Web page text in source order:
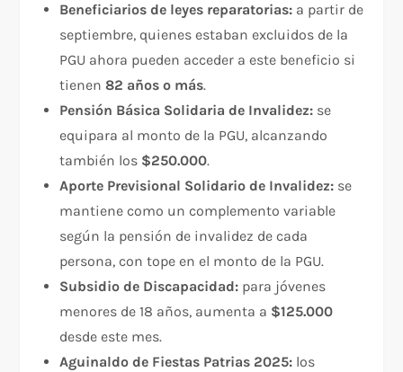
Beneficiarios de leyes reparatorias: a partir de
septiembre, quienes estaban excluidos de la
PGU ahora pueden acceder a este beneficio si
tienen82 años o más.
Pensión Básica Solidaria de Invalidez: se
equipara al monto de la PGU, alcanzando
también los $250.000.
Aporte Previsional Solidario de Invalidez: se
mantiene como un complemento variable
según la pensión de invalidez de cada
persona, con tope en el monto de la PGU.
Subsidio de Discapacidad: para jóvenes
menores de 18 años, aumenta a $125.000
desde este mes.
Aguinaldo de Fiestas Patrias 2025: los